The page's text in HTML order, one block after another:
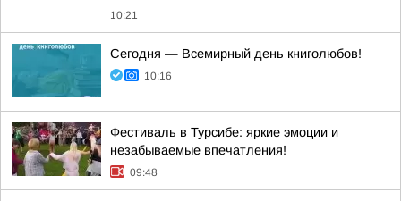
10:21
Сегодня — Всемирный день книголюбов!
10:16
Фестиваль в Турсибе: яркие эмоции и
незабываемые впечатления!
09:48